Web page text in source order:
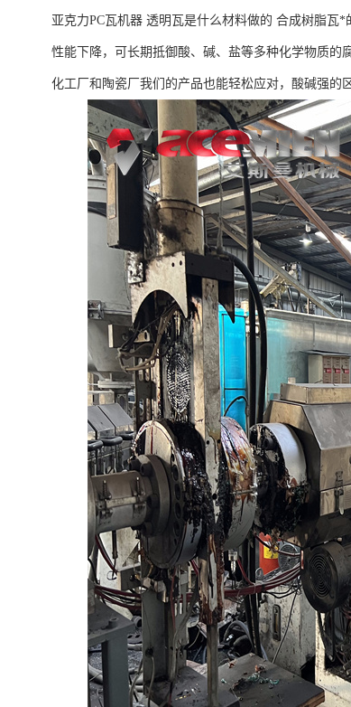
亚克力PC瓦机器 透明瓦是什么材料做的 合成树脂瓦
性能下降，可长期抵御酸、碱、盐等多种化学物质的
化工厂和陶瓷厂我们的产品也能轻松应对，酸碱强的